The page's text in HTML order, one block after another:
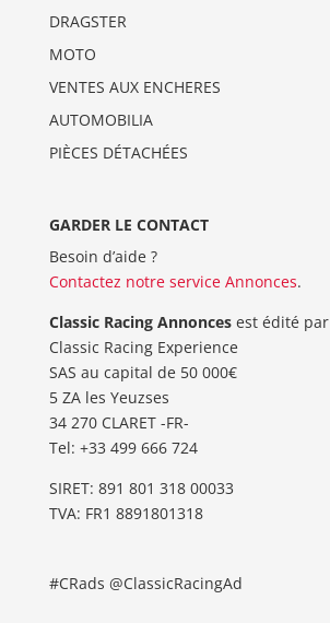
DRAGSTER
MOTO
VENTES AUX ENCHERES
AUTOMOBILIA
PIÈCES DÉTACHÉES
GARDER LE CONTACT
Besoin d’aide ?
Contactez notre service Annonces.
Classic Racing Annoncesest édité par
Classic Racing Experience
SAS au capital de 50 000€
5 ZA les Yeuzses
34 270 CLARET -FR-
Tel: ‭+33 499 666 724‬
SIRET: 891 801 318 00033
TVA: FR1 8891801318
#CRads @ClassicRacingAd